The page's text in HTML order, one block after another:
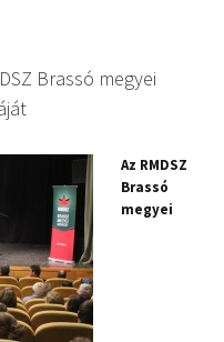
Brassó megyei
Az RMDSZ
Brassó
megyei